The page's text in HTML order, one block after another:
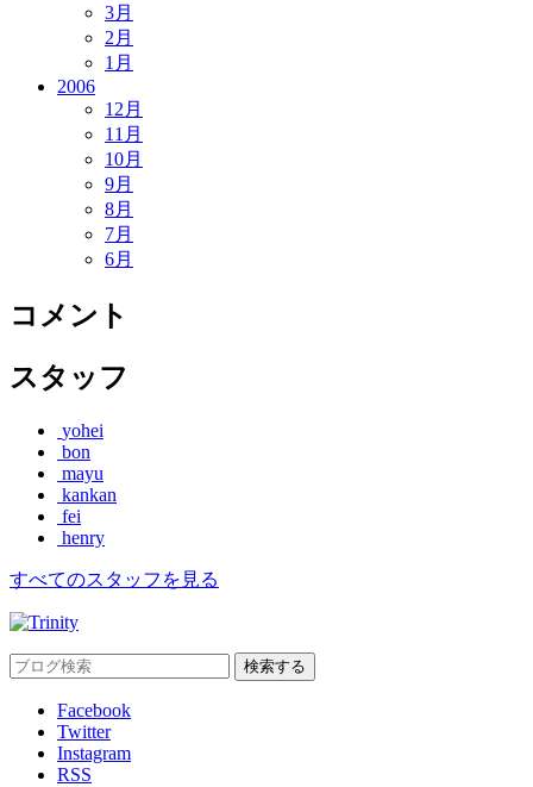
3月
2月
1月
2006
12月
11月
10月
9月
8月
7月
6月
コメント
スタッフ
yohei
bon
mayu
kankan
fei
henry
すべてのスタッフを見る
Facebook
Twitter
Instagram
RSS